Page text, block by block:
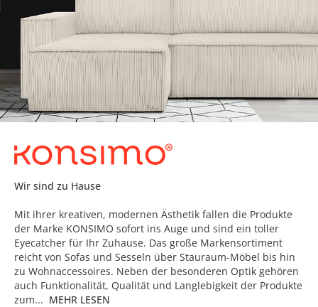
Wir sind zu Hause
Mit ihrer kreativen, modernen Ästhetik fallen die Produkte
der Marke KONSIMO sofort ins Auge und sind ein toller
Eyecatcher für Ihr Zuhause. Das große Markensortiment
reicht von Sofas und Sesseln über Stauraum-Möbel bis hin
zu Wohnaccessoires. Neben der besonderen Optik gehören
auch Funktionalität, Qualität und Langlebigkeit der Produkte
zum... MEHR LESEN